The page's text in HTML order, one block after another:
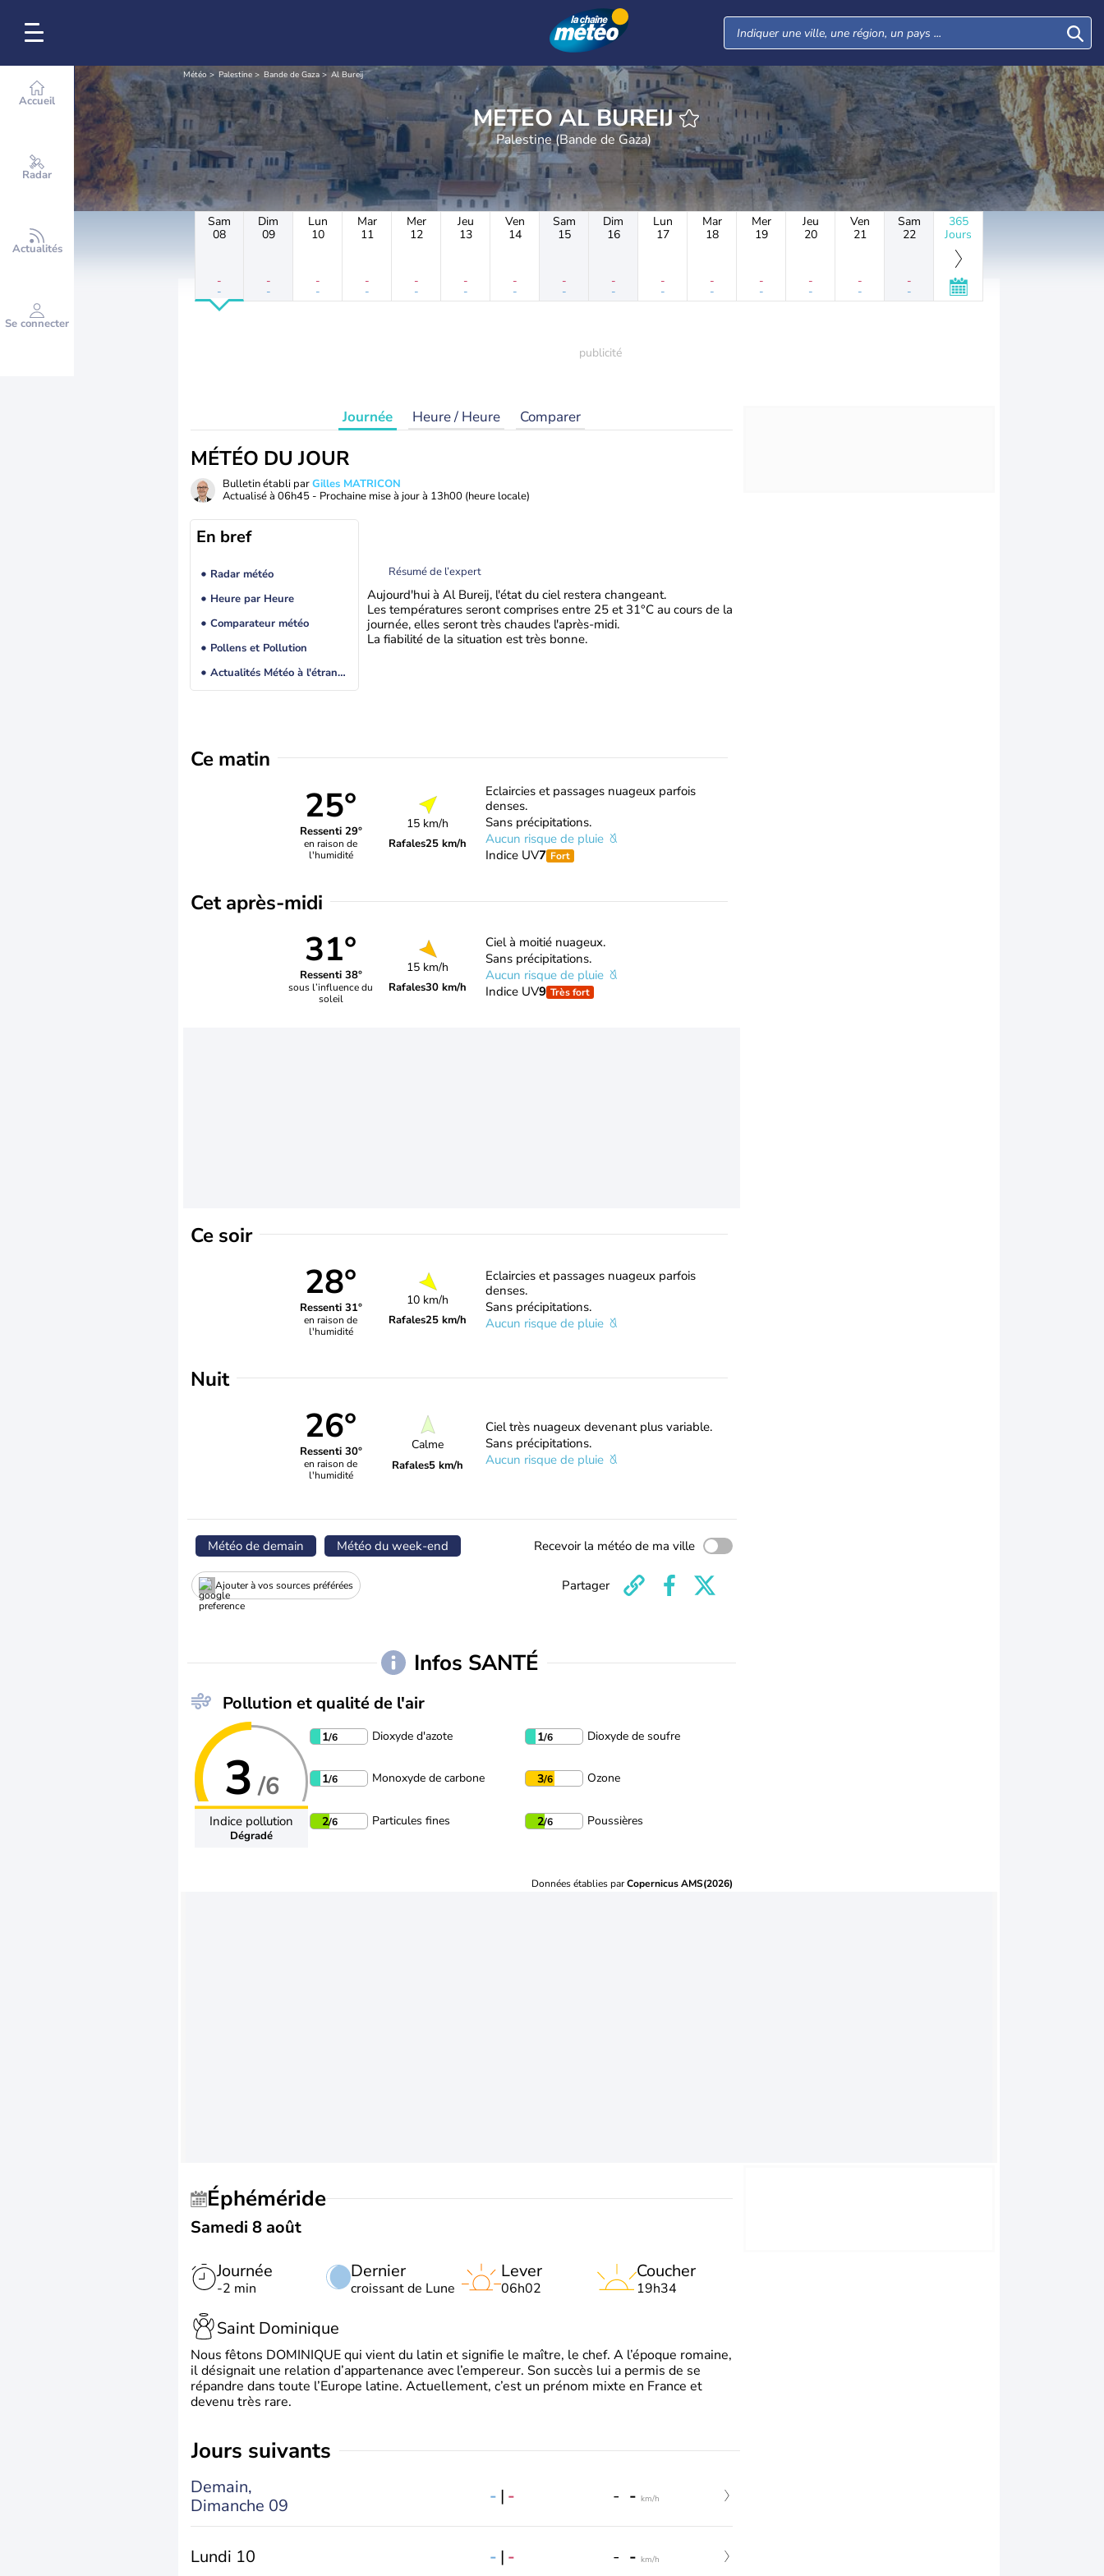
Accueil
Radar
Actualités
Se connecter
Météo Palestine Bande de Gaza Al Bureij
METEO AL BUREIJ
Palestine (Bande de Gaza)
Sam
08
-
-
Dim
09
-
-
Lun
10
-
-
Mar
11
-
-
Mer
12
-
-
Jeu
13
-
-
Ven
14
-
-
Sam
15
-
-
Dim
16
-
-
Lun
17
-
-
Mar
18
-
-
Mer
19
-
-
Jeu
20
-
-
Ven
21
-
-
Sam
22
-
-
365
Jours
Journée Heure / Heure Comparer
MÉTÉO DU JOUR
Bulletin établi parGilles MATRICON
Actualisé à 06h45 - Prochaine mise à jour à 13h00 (heure locale)
En bref
Radar météo
Heure par Heure
Comparateur météo
Pollens et Pollution
Actualités Météo à l'étranger
Résumé de l’expert
Aujourd'hui à Al Bureij, l'état du ciel restera changeant.
Les températures seront comprises entre 25 et 31°C au cours de la
journée, elles seront très chaudes l'après-midi.
La fiabilité de la situation est très bonne.
Ce matin
25°
Ressenti 29°
en raison de
l'humidité
15 km/h
Rafales25 km/h
Eclaircies et passages nuageux parfois
denses.
Sans précipitations.
Aucun risque de pluie
Indice UV7 Fort
Cet après-midi
31°
Ressenti 38°
sous l’influence du
soleil
15 km/h
Rafales30 km/h
Ciel à moitié nuageux.
Sans précipitations.
Aucun risque de pluie
Indice UV9 Très fort
Ce soir
28°
Ressenti 31°
en raison de
l'humidité
10 km/h
Rafales25 km/h
Eclaircies et passages nuageux parfois
denses.
Sans précipitations.
Aucun risque de pluie
Nuit
26°
Ressenti 30°
en raison de
l'humidité
Calme
Rafales5 km/h
Ciel très nuageux devenant plus variable.
Sans précipitations.
Aucun risque de pluie
Météo de demain Météo du week-end Recevoir la météo de ma ville
Ajouter à vos sources préférées Partager
Infos SANTÉ
Pollution et qualité de l'air
3 /6
Indice pollution
Dégradé
1/6 Dioxyde d'azote 1/6 Dioxyde de soufre
1/6 Monoxyde de carbone 3/6 Ozone
2/6 Particules fines 2/6 Poussières
Données établies parCopernicus AMS(2026)
Éphéméride
Samedi 8 août
Journée
-2 min
Dernier
croissant de Lune
Lever
06h02
Coucher
19h34
Saint Dominique
Nous fêtons DOMINIQUE qui vient du latin et signifie le maître, le chef. A l’époque romaine,
il désignait une relation d’appartenance avec l’empereur. Son succès lui a permis de se
répandre dans toute l’Europe latine. Actuellement, c’est un prénom mixte en France et
devenu très rare.
jours suivants
Demain,
Dimanche 09
- | - - - km/h
Lundi 10 - | - - - km/h